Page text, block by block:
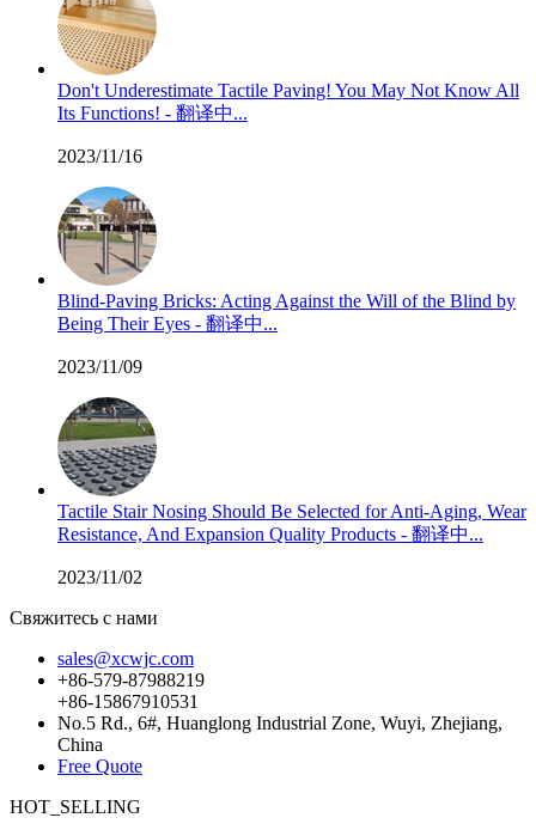
Don't Underestimate Tactile Paving! You May Not Know All
Its Functions! - 翻译中...
2023/11/16
Blind-Paving Bricks: Acting Against the Will of the Blind by
Being Their Eyes - 翻译中...
2023/11/09
Tactile Stair Nosing Should Be Selected for Anti-Aging, Wear
Resistance, And Expansion Quality Products - 翻译中...
2023/11/02
Свяжитесь с нами
sales@xcwjc.com
+86-579-87988219
+86-15867910531
No.5 Rd., 6#, Huanglong Industrial Zone, Wuyi, Zhejiang,
China
Free Quote
HOT_SELLING